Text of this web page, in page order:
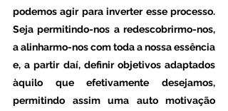
podemos agir para inverter esse processo.
Seja permitindo-nos a redescobrirmo-nos,
a alinharmo-nos com toda a nossa essência
e, a partir daí, definir objetivos adaptados
àquilo que efetivamente desejamos,
permitindo assim uma auto motivação